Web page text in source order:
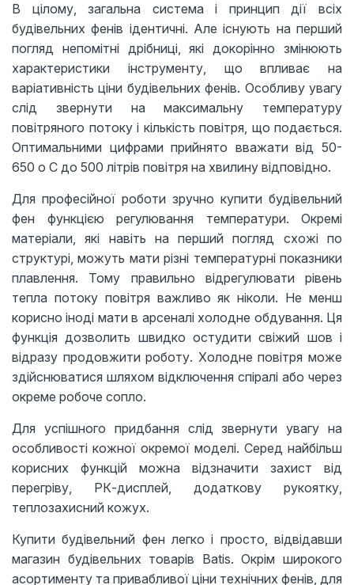
В цілому, загальна система і принцип дії всіх
будівельних фенів ідентичні. Але існують на перший
погляд непомітні дрібниці, які докорінно змінюють
характеристики інструменту, що впливає на
варіативність ціни будівельних фенів. Особливу увагу
слід звернути на максимальну температуру
повітряного потоку і кількість повітря, що подається.
Оптимальними цифрами прийнято вважати від 50-
650 o C до 500 літрів повітря на хвилину відповідно.
Для професійної роботи зручно купити будівельний
фен функцією регулювання температури. Окремі
матеріали, які навіть на перший погляд схожі по
структурі, можуть мати різні температурні показники
плавлення. Тому правильно відрегулювати рівень
тепла потоку повітря важливо як ніколи. Не менш
корисно іноді мати в арсеналі холодне обдування. Ця
функція дозволить швидко остудити свіжий шов і
відразу продовжити роботу. Холодне повітря може
здійснюватися шляхом відключення спіралі або через
окреме робоче сопло.
Для успішного придбання слід звернути увагу на
особливості кожної окремої моделі. Серед найбільш
корисних функцій можна відзначити захист від
перегріву, РК-дисплей, додаткову рукоятку,
теплозахисний кожух.
Купити будівельний фен легко і просто, відвідавши
магазин будівельних товарів Batis. Окрім широкого
асортименту та привабливої ​​ціни технічних фенів, для